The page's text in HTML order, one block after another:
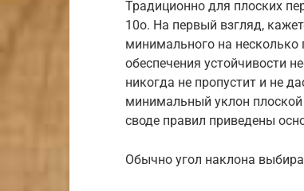
Традиционно для плоских
10о. На первый взгляд,
минимального на
обеспечения устойчивости
никогда не пропустит и не
минимальный уклон
своде правил приведены
Обычно угол наклона